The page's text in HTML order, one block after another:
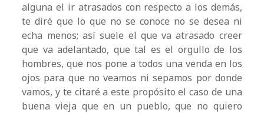
alguna el ir atrasados con respecto a los demás,
te diré que lo que no se conoce no se desea ni
echa menos; así suele el que va atrasado creer
que va adelantado, que tal es el orgullo de los
hombres, que nos pone a todos una venda en los
ojos para que no veamos ni sepamos por donde
vamos, y te citaré a este propósito el caso de una
buena vieja que en un pueblo, que no quiero